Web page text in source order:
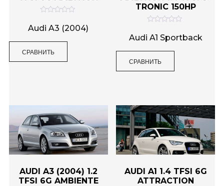
ц
е
а
Audi A3 (2004)
СРАВНИТЬ
TRONIC 150HP
ц
е
а
Audi A1 Sportback
СРАВНИТЬ
AUDI A3 (2004) 1.2
TFSI 6G AMBIENTE
AUDI A1 1.4 TFSI 6G
ATTRACTION